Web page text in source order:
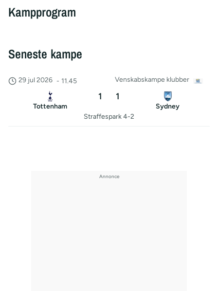
Kampprogram
Seneste kampe
Venskabskampe klubber
29 jul 2026 - 11.45
Tottenham
1 1
Sydney
Straffespark 4-2